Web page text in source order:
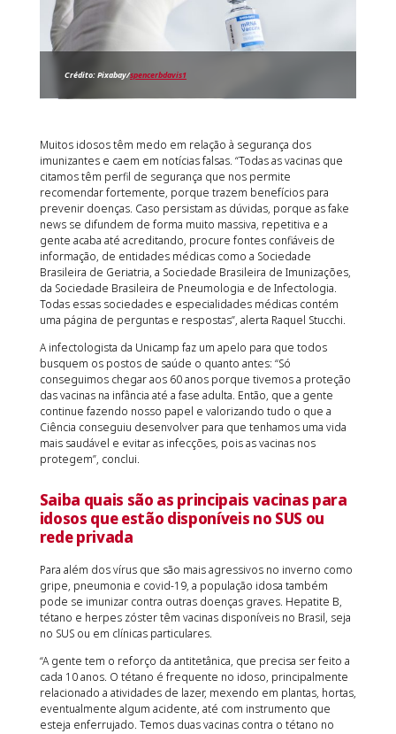
Crédito: Pixabay/spencerbdavis1
Muitos idosos têm medo em relação à segurança dos
imunizantes e caem em notícias falsas. “Todas as vacinas que
citamos têm perfil de segurança que nos permite
recomendar fortemente, porque trazem benefícios para
prevenir doenças. Caso persistam as dúvidas, porque as fake
news se difundem de forma muito massiva, repetitiva e a
gente acaba até acreditando, procure fontes confiáveis de
informação, de entidades médicas como a Sociedade
Brasileira de Geriatria, a Sociedade Brasileira de Imunizações,
da Sociedade Brasileira de Pneumologia e de Infectologia.
Todas essas sociedades e especialidades médicas contém
uma página de perguntas e respostas”, alerta Raquel Stucchi.
A infectologista da Unicamp faz um apelo para que todos
busquem os postos de saúde o quanto antes: “Só
conseguimos chegar aos 60 anos porque tivemos a proteção
das vacinas na infância até a fase adulta. Então, que a gente
continue fazendo nosso papel e valorizando tudo o que a
Ciência conseguiu desenvolver para que tenhamos uma vida
mais saudável e evitar as infecções, pois as vacinas nos
protegem”, conclui.
Saiba quais são as principais vacinas para
idosos que estão disponíveis no SUS ou
rede privada
Para além dos vírus que são mais agressivos no inverno como
gripe, pneumonia e covid-19, a população idosa também
pode se imunizar contra outras doenças graves. Hepatite B,
tétano e herpes zóster têm vacinas disponíveis no Brasil, seja
no SUS ou em clínicas particulares.
“A gente tem o reforço da antitetânica, que precisa ser feito a
cada 10 anos. O tétano é frequente no idoso, principalmente
relacionado a atividades de lazer, mexendo em plantas, hortas,
eventualmente algum acidente, até com instrumento que
esteja enferrujado. Temos duas vacinas contra o tétano no